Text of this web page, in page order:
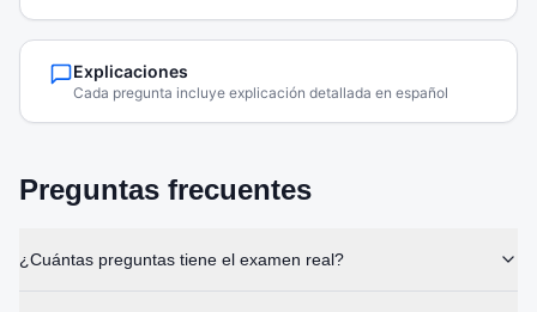
Explicaciones
Cada pregunta incluye explicación detallada en español
Preguntas frecuentes
¿Cuántas preguntas tiene el examen real?